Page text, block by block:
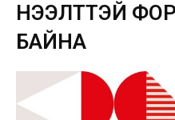
НЭЭЛТТЭЙ
БАЙНА